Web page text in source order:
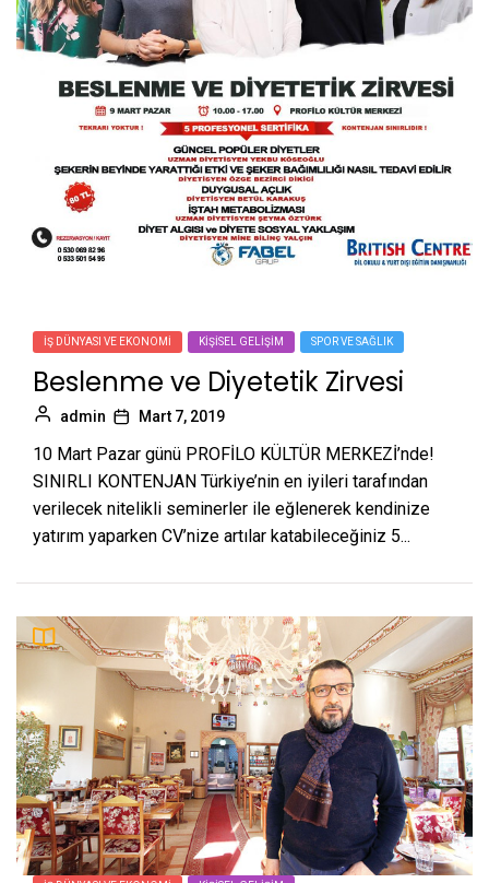
İŞ DÜNYASI VE EKONOMI KIŞISEL GELIŞIM SPOR VE SAĞLIK
Beslenme ve Diyetetik Zirvesi
admin Mart 7, 2019
10 Mart Pazar günü PROFİLO KÜLTÜR MERKEZİ’nde!
SINIRLI KONTENJAN Türkiye’nin en iyileri tarafından
verilecek nitelikli seminerler ile eğlenerek kendinize
yatırım yaparken CV’nize artılar katabileceğiniz 5...